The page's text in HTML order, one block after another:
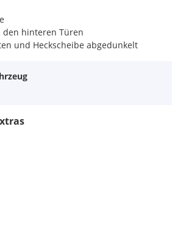
hinteren Türen
und Heckscheibe abgedunkelt
und Beifahrer
hinten höhenverstellbar
Kompressor und Dichtmittel